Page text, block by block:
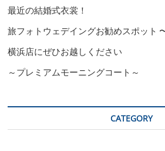
最近の結婚式衣裳！
旅フォトウェデイングお勧めスポット
横浜店にぜひお越しください
～プレミアムモーニングコート～
CATEGORY